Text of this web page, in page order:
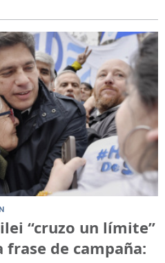
“cruzo un límite”
de campaña: